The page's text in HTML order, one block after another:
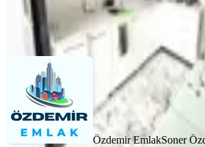
Özdemir Emlak Soner Özdemir
Özdemir EmlakSoner